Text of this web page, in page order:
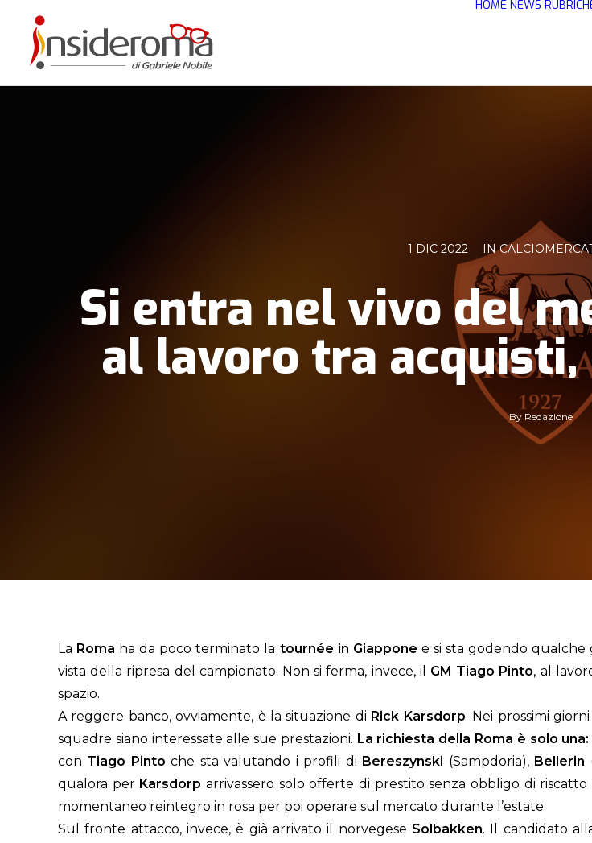
HOME NEWS
1 DIC 2022 IN
Si entra nel vivo del
al lavoro tra
By Redazione
La Roma ha da poco terminato la tournée in Giappone e si sta godendo qualche
vista della ripresa del campionato. Non si ferma, invece, il GM Tiago Pinto, al
spazio.
A reggere banco, ovviamente, è la situazione di Rick Karsdorp. Nei prossimi
squadre siano interessate alle sue prestazioni. La richiesta della Roma è solo
con Tiago Pinto che sta valutando i profili di Bereszynski (Sampdoria), Bellerin
qualora per Karsdorp arrivassero solo offerte di prestito senza obbligo di
momentaneo reintegro in rosa per poi operare sul mercato durante l’estate.
Sul fronte attacco, invece, è già arrivato il norvegese Solbakken. Il candidato